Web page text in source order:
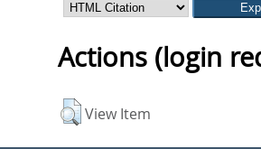
Actions (login
View Item